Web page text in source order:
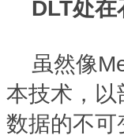
DLT处
虽然像
本技术，以
数据的不